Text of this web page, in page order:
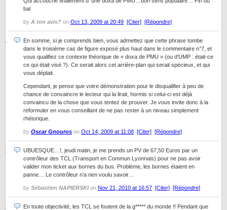
bal
by A ton avis? on Oct 13, 2009 at 20:49 [Citer] [Répondre]
En somme, si je comprends bien, vous admettez que cette phrase tombe
dans le troisième cas de figure exposé plus haut dans le commentaire n°7, et
vous qualifiez ce contexte théorique de « doxa de PMU » (ou d’UMP : était-ce
ce qui était visé ?). Ce serait alors cet arrière-plan qui serait spécieux, et qui
vous déplait.
Cependant, je pense que votre démonstration pour le disqualifier à peu de
chance de convaincre le lecteur qui la lirait, hormis si celui-ci est déjà
convaincu de la chose que vous tentez de prouver. Je vous invite donc à la
reformuler en vous conseillant de ne pas rester à un niveau simplement
rhétorique.
by Oscar Gnouros on Oct 14, 2009 at 11:08 [Citer] [Répondre]
UBUESQUE…!, jeudi matin, je me prends un PV de 67,50 Euros par un
contrôleur des TCL (Transport en Commun Lyonnais) pour ne pas avoir
valider mon ticket aux bornes du bus. Problème, les bornes étaient en
panne… Le contrôleur n’a rien voulu savoir…
by Sébastien NAPIERSKI on Nov 21, 2010 at 16:57 [Citer] [Répondre]
En toute objectivité, les TCL se foutent de la g***** du monde !! Pendant que